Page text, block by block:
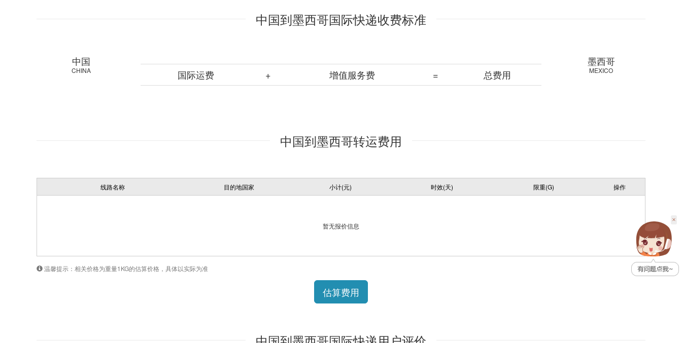
中国到墨西哥国际快递收费标准
中国
CHINA 国际运费 + 增值服务费 = 总费用
墨西哥
MEXICO
中国到墨西哥转运费用
线路名称 目的地国家 小计(元) 时效(天) 限重(G) 操作
暂无报价信息
温馨提示：相关价格为重量1KG的估算价格，具体以实际为准
估算费用
×